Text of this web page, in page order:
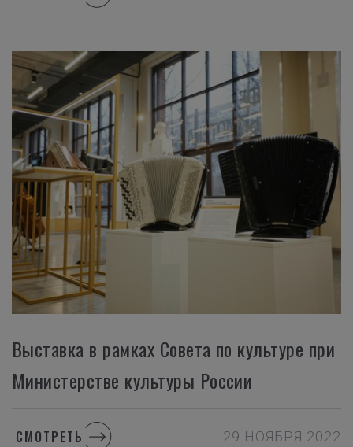
Выставка в рамках Совета по культуре при
Министерстве культуры России
СМОТРЕТЬ 29 НОЯБРЯ 2022